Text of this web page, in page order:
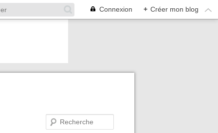
Connexion + Créer mon blog